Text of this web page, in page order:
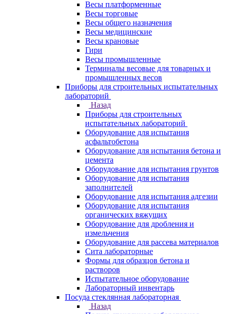
Весы платформенные
Весы торговые
Весы общего назначения
Весы медицинские
Весы крановые
Гири
Весы промышленные
Терминалы весовые для товарных и
промышленных весов
Приборы для строительных испытательных
лабораторий
Назад
Приборы для строительных
испытательных лабораторий
Оборудование для испытания
асфальтобетона
Оборудование для испытания бетона и
цемента
Оборудование для испытания грунтов
Оборудование для испытания
заполнителей
Оборудование для испытания адгезии
Оборудование для испытания
органических вяжущих
Оборудование для дробления и
измельчения
Оборудование для рассева материалов
Сита лабораторные
Формы для образцов бетона и
растворов
Испытательное оборудование
Лабораторный инвентарь
Посуда стеклянная лабораторная
Назад